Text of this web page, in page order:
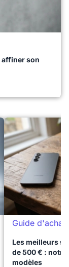
affiner son
Guide d'achat
Les meilleurs
de 500 € :
modèles